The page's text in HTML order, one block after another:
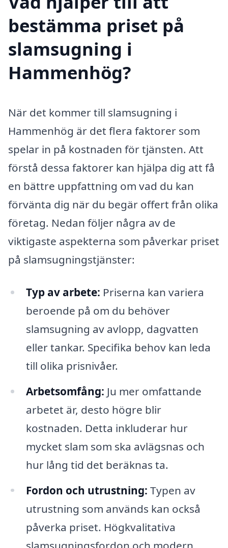
bestämma priset på
slamsugning i
Hammenhög?
När det kommer till slamsugning i
Hammenhög är det flera faktorer som
spelar in på kostnaden för tjänsten. Att
förstå dessa faktorer kan hjälpa dig att få
en bättre uppfattning om vad du kan
förvänta dig när du begär offert från olika
företag. Nedan följer några av de
viktigaste aspekterna som påverkar priset
på slamsugningstjänster:
Typ av arbete: Priserna kan variera
beroende på om du behöver
slamsugning av avlopp, dagvatten
eller tankar. Specifika behov kan leda
till olika prisnivåer.
Arbetsomfång: Ju mer omfattande
arbetet är, desto högre blir
kostnaden. Detta inkluderar hur
mycket slam som ska avlägsnas och
hur lång tid det beräknas ta.
Fordon och utrustning: Typen av
utrustning som används kan också
påverka priset. Högkvalitativa